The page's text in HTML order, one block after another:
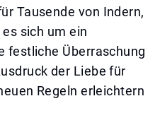
Tausende von Indern,
es sich um ein
festliche Überraschung
der Liebe für
Regeln erleichtern